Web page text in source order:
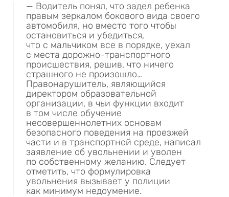
— Водитель понял, что задел ребенка
правым зеркалом бокового вида своего
автомобиля, но вместо того чтобы
остановиться и убедиться,
что с мальчиком все в порядке, уехал
с места дорожно-транспортного
происшествия, решив, что ничего
страшного не произошло…
Правонарушитель, являющийся
директором образовательной
организации, в чьи функции входит
в том числе обучение
несовершеннолетних основам
безопасного поведения на проезжей
части и в транспортной среде, написал
заявление об увольнении и уволен
по собственному желанию. Следует
отметить, что формулировка
увольнения вызывает у полиции
как минимум недоумение.